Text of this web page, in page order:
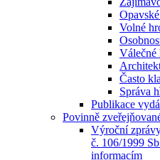
Volné
Válečné
Často
Správa
Publikace
Povinně
Výroční
č. 106/1999
informacím